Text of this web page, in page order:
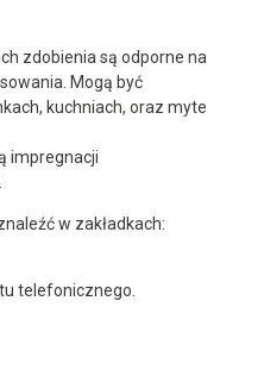
zdobienia są odporne na
Mogą być
kuchniach, oraz myte
impregnacji
w zakładkach:
telefonicznego.